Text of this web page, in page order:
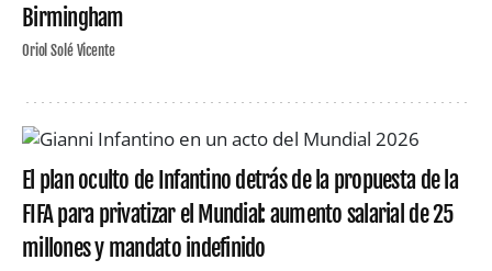
Birmingham
Oriol Solé Vicente
El plan oculto de Infantino detrás de la propuesta de la
FIFA para privatizar el Mundial: aumento salarial de 25
millones y mandato indefinido